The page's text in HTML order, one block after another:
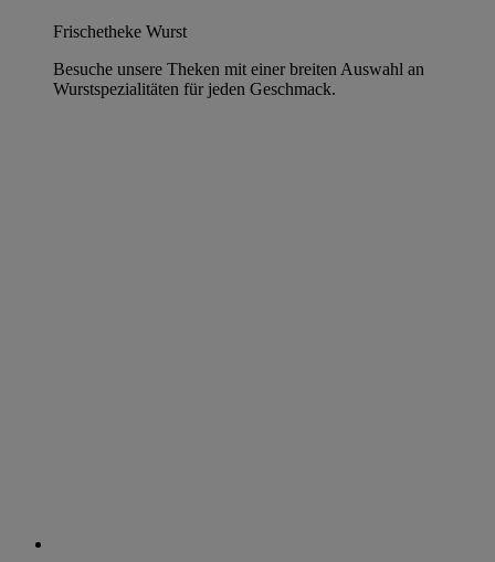
Frischetheke Wurst
Besuche unsere Theken mit einer breiten Auswahl an
Wurstspezialitäten für jeden Geschmack.